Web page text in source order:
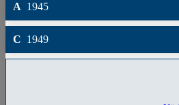
A 1945
C 1949